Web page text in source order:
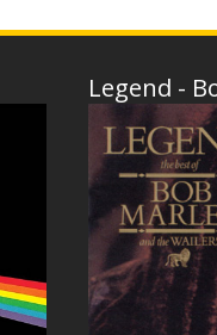
Legend -